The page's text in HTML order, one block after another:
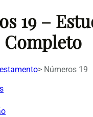
19 –
> Números 19